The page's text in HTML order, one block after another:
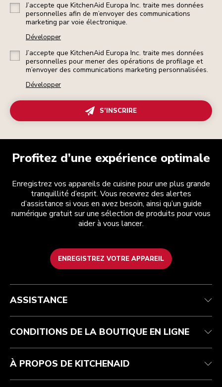
J’accepte que KitchenAid Europa Inc. traite mes données
personnelles afin de m’envoyer des communications
marketing par voie électronique.
Développer
J’accepte que KitchenAid Europa Inc. traite mes données
personnelles pour mener des opérations de profilage et
m’envoyer des communications marketing personnalisées.
Développer
S’INSCRIRE
Profitez d’une expérience optimale
Enregistrez vos appareils de cuisine pour une plus grande
tranquillité d’esprit. Vous recevrez des alertes
d’assistance si vous en avez besoin, ainsi qu’un guide
numérique gratuit sur une sélection de produits pour vous
aider à vous lancer.
ENREGISTREZ VOTRE APPAREIL
Service après-vente
Garantie et documents
Contactez-nous
Conditions générales de vente
Retours et remboursements
Imprint
ODR
La marque
Trouver une boutique
ASSISTANCE
CONDITIONS DE LA BOUTIQUE EN LIGNE
À PROPOS DE KITCHENAID